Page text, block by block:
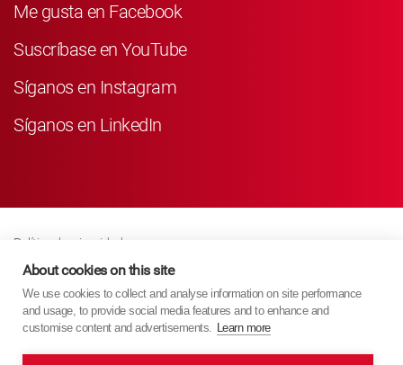
Me gusta en Facebook
Suscríbase en YouTube
Síganos en Instagram
Síganos en LinkedIn
Política de privacidad
Business Partner Privacy
Política De Cookies
Modern Slavery Act Policy
About cookies on this site
We use cookies to collect and analyse information on site performance
and usage, to provide social media features and to enhance and
customise content and advertisements. Learn more